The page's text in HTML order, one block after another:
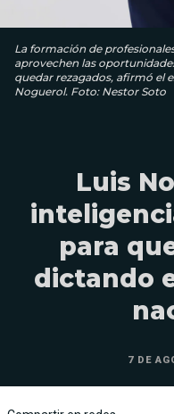
La formación de
aprovechen las
quedar rezagados, afirmó el
Noguerol. Foto: Nestor Soto
Luis
para
dictando
7 DE